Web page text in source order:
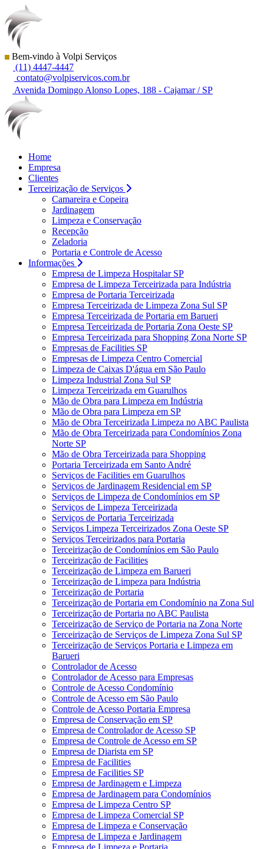
Bem-vindo à Volpi Serviços
(11) 4447-4447
contato@volpiservicos.com.br
Avenida Domingo Alonso Lopes, 188 - Cajamar / SP
Home
Empresa
Clientes
Terceirização de Serviços
Camareira e Copeira
Jardinagem
Limpeza e Conservação
Recepção
Zeladoria
Portaria e Controle de Acesso
Informações
Empresa de Limpeza Hospitalar SP
Empresa de Limpeza Terceirizada para Indústria
Empresa de Portaria Terceirizada
Empresa Terceirizada de Limpeza Zona Sul SP
Empresa Terceirizada de Portaria em Barueri
Empresa Terceirizada de Portaria Zona Oeste SP
Empresa Terceirizada para Shopping Zona Norte SP
Empresas de Facilities SP
Empresas de Limpeza Centro Comercial
Limpeza de Caixas D'água em São Paulo
Limpeza Industrial Zona Sul SP
Limpeza Terceirizada em Guarulhos
Mão de Obra para Limpeza em Indústria
Mão de Obra para Limpeza em SP
Mão de Obra Terceirizada Limpeza no ABC Paulista
Mão de Obra Terceirizada para Condomínios Zona
Norte SP
Mão de Obra Terceirizada para Shopping
Portaria Terceirizada em Santo André
Serviços de Facilities em Guarulhos
Serviços de Jardinagem Residencial em SP
Serviços de Limpeza de Condomínios em SP
Serviços de Limpeza Terceirizada
Serviços de Portaria Terceirizada
Serviços Limpeza Terceirizados Zona Oeste SP
Serviços Terceirizados para Portaria
Terceirização de Condomínios em São Paulo
Terceirização de Facilities
Terceirização de Limpeza em Barueri
Terceirização de Limpeza para Indústria
Terceirização de Portaria
Terceirização de Portaria em Condomínio na Zona Sul
Terceirização de Portaria no ABC Paulista
Terceirização de Serviço de Portaria na Zona Norte
Terceirização de Serviços de Limpeza Zona Sul SP
Terceirização de Serviços Portaria e Limpeza em
Barueri
Controlador de Acesso
Controlador de Acesso para Empresas
Controle de Acesso Condomínio
Controle de Acesso em São Paulo
Controle de Acesso Portaria Empresa
Empresa de Conservação em SP
Empresa de Controlador de Acesso SP
Empresa de Controle de Acesso em SP
Empresa de Diarista em SP
Empresa de Facilities
Empresa de Facilities SP
Empresa de Jardinagem e Limpeza
Empresa de Jardinagem para Condomínios
Empresa de Limpeza Centro SP
Empresa de Limpeza Comercial SP
Empresa de Limpeza e Conservação
Empresa de Limpeza e Jardinagem
Empresa de Limpeza e Portaria